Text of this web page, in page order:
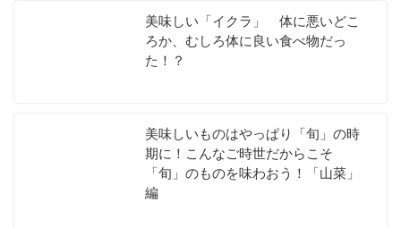
美味しい「イクラ」 体に悪いどこ
ろか、むしろ体に良い食べ物だっ
た！？
美味しいものはやっぱり「旬」の時
期に！こんなご時世だからこそ
「旬」のものを味わおう！「山菜」
編